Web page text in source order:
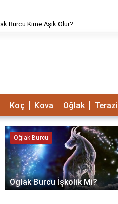
Burcu Kime Aşık Olur?
Koç Kova Oğlak Terazi
Oğlak Burcu
Oğlak Burcu İşkolik Mi?